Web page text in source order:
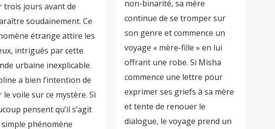
trois jours avant de
soudainement. Ce
étrange attire les
intrigués par cette
urbaine inexplicable.
a bien l’intention de
le voile sur ce mystère. Si
pensent qu’il s’agit
simple phénomène
non-binarité, sa mère
continue de se tromper sur
son genre et commence un
voyage « mère-fille » en lui
offrant une robe. Si Misha
commence une lettre pour
exprimer ses griefs à sa mère
et tente de renouer le
dialogue, le voyage prend un